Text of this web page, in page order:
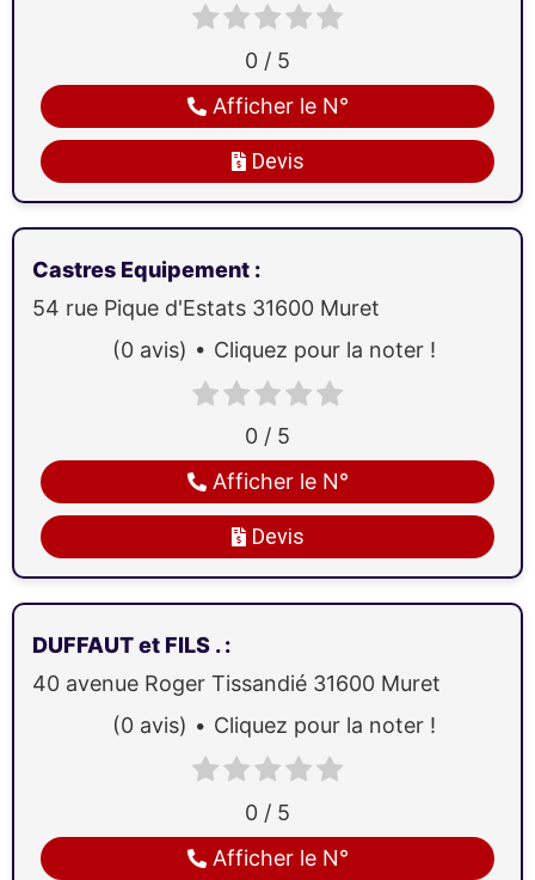
Devis
Afficher le N°
0 / 5
Castres Equipement :
54 rue Pique d'Estats 31600 Muret
Devis
Afficher le N°
0 / 5
(0 avis) Cliquez pour la noter !
DUFFAUT et FILS .:
40 avenue Roger Tissandié 31600 Muret
Afficher le N°
0 / 5
(0 avis) Cliquez pour la noter !